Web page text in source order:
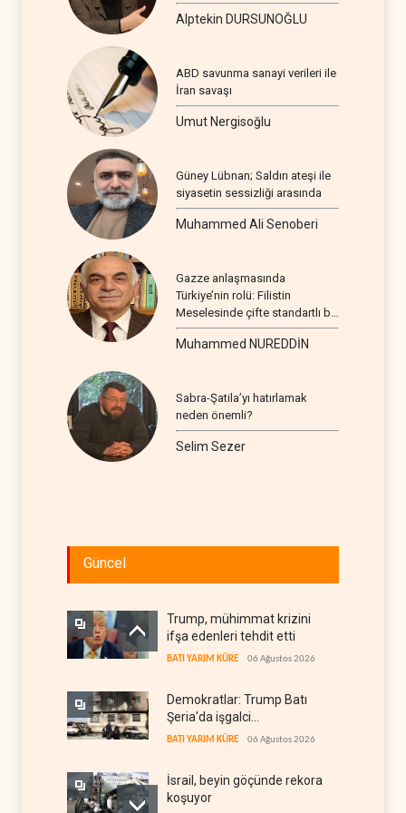
Alptekin DURSUNOĞLU
ABD savunma sanayi verileri ile
İran savaşı
Umut Nergisoğlu
Güney Lübnan; Saldırı ateşi ile
siyasetin sessizliği arasında
Muhammed Ali Senoberi
Gazze anlaşmasında
Türkiye’nin rolü: Filistin
Meselesinde çifte standartlı bir
seyir
Muhammed NUREDDİN
Sabra-Şatila’yı hatırlamak
neden önemli?
Selim Sezer
Güncel
Trump, mühimmat krizini
ifşa edenleri tehdit etti
BATI YARIM KÜRE 06 Ağustos 2026
Demokratlar: Trump Batı
Şeria'da işgalci
yerleşimcilere cezasızlık
BATI YARIM KÜRE 06 Ağustos 2026
İsrail, beyin göçünde rekora
koşuyor